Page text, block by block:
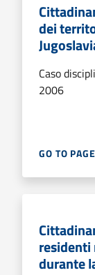
dei
Caso
2006
GO TO PAGE
durante